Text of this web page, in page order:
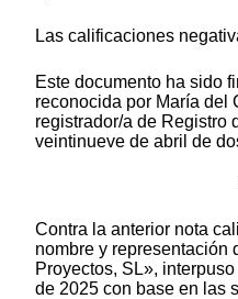
Las calificaciones
Este documento ha sido
reconocida por María del
registrador/a de Registro
veintinueve de abril de
Contra la anterior nota
nombre y representación
Proyectos, SL»,
de 2025 con base en las